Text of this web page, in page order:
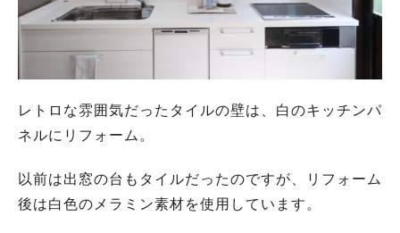
レトロな雰囲気だったタイルの壁は、白のキッチンパ
ネルにリフォーム。
以前は出窓の台もタイルだったのですが、リフォーム
後は白色のメラミン素材を使用しています。